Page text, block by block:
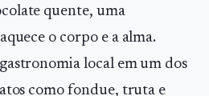
quente, uma
o corpo e a alma.
local em um dos
como fondue, truta e